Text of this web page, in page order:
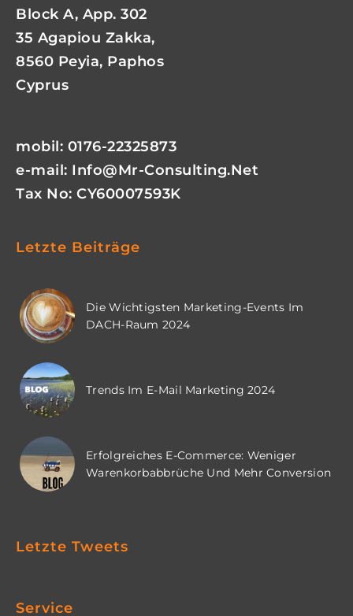
Block A, App. 302
35 Agapiou Zakka,
8560 Peyia, Paphos
Cyprus
mobil: 0176-22325873
e-mail: Info@mr-Consulting.net
Tax No: CY60007593K
Letzte Beiträge
Die Wichtigsten Marketing-Events Im
DACH-Raum 2024
Trends Im E-Mail Marketing 2024
Erfolgreiches E-Commerce: Weniger
Warenkorbabbrüche Und Mehr Conversion
Letzte Tweets
Service